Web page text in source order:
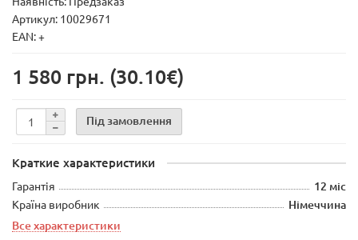
Артикул: 10029671
EAN: +
1 580 грн. (30.10€)
Під замовлення
Краткие характеристики
Гарантія 12 міс
Країна виробник
Німеччина
Все характеристики